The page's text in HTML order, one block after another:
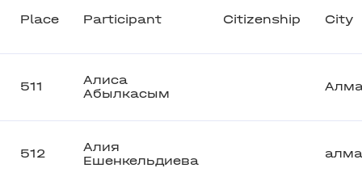
Place Participant Citizenship City
511
Алиса
Абылкасым
512
Алия
Ешенкельдиева